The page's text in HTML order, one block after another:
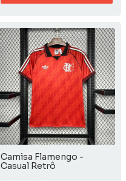
Camisa Flamengo -
Casual Retrô